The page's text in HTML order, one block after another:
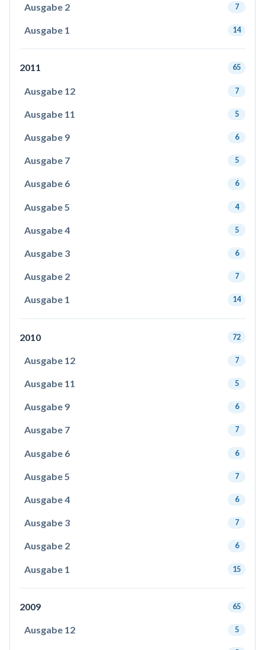
Ausgabe 2 7
Ausgabe 1 14
2011 65
Ausgabe 12 7
Ausgabe 11 5
Ausgabe 9 6
Ausgabe 7 5
Ausgabe 6 6
Ausgabe 5 4
Ausgabe 4 5
Ausgabe 3 6
Ausgabe 2 7
Ausgabe 1 14
2010 72
Ausgabe 12 7
Ausgabe 11 5
Ausgabe 9 6
Ausgabe 7 7
Ausgabe 6 6
Ausgabe 5 7
Ausgabe 4 6
Ausgabe 3 7
Ausgabe 2 6
Ausgabe 1 15
2009 65
Ausgabe 12 5